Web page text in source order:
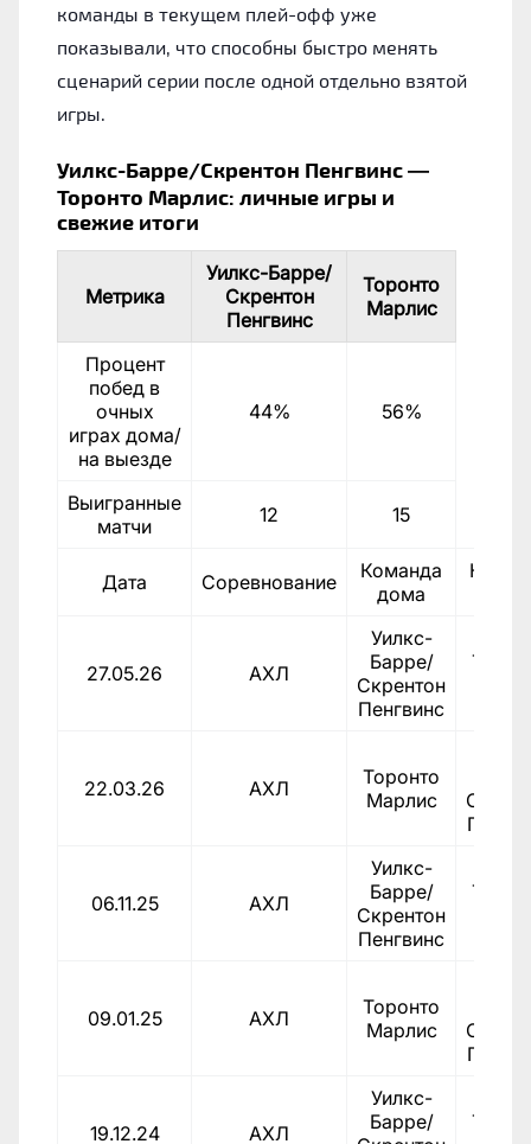
команды в текущем плей-офф уже
показывали, что способны быстро менять
сценарий серии после одной отдельно взятой
игры.
Уилкс-Барре/Скрентон Пенгвинс —
Торонто Марлис: личные игры и
свежие итоги
Метрика
Уилкс-Барре/
Скрентон
Пенгвинс
Торонто
Марлис
Процент
побед в
очных
играх дома/
на выезде
44% 56%
Выигранные
матчи
12 15
Дата Соревнование
Команда
дома
27.05.26 АХЛ
Уилкс-
Барре/
Скрентон
Пенгвинс
22.03.26 АХЛ
Торонто
Марлис
06.11.25 АХЛ
Уилкс-
Барре/
Скрентон
Пенгвинс
09.01.25 АХЛ
Торонто
Марлис
19.12.24 АХЛ
Уилкс-
Барре/